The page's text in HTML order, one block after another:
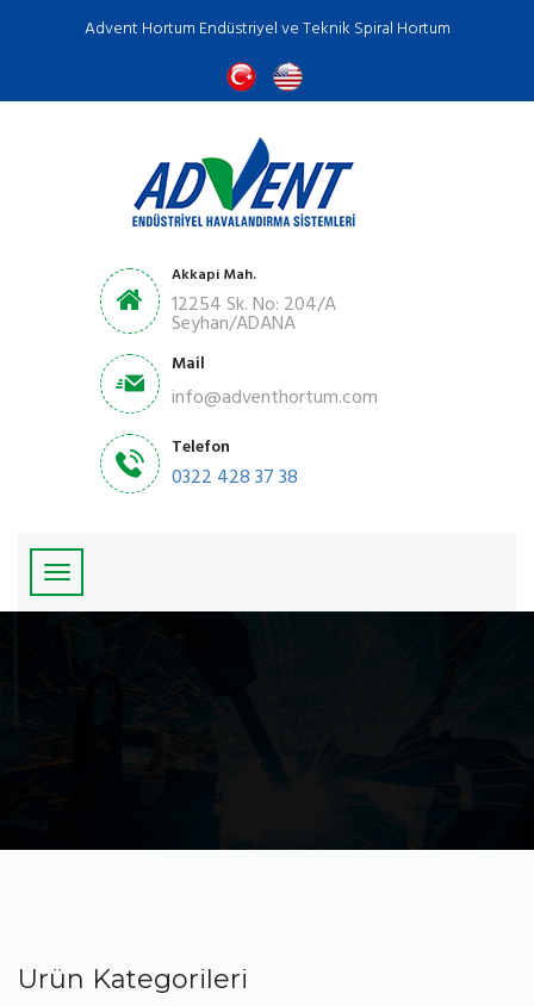
Advent Hortum Endüstriyel ve Teknik Spiral Hortum
Akkapi Mah.
12254 Sk. No: 204/A
Seyhan/ADANA
Mail
info@adventhortum.com
Telefon
0322 428 37 38
Ürün Kategorileri